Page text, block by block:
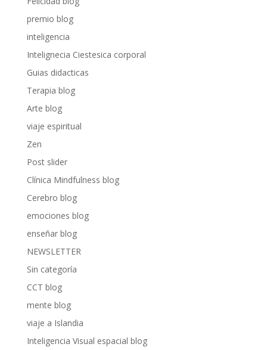
premio blog
inteligencia
Intelignecia Ciestesica corporal
Guias didacticas
Terapia blog
Arte blog
viaje espiritual
Zen
Post slider
Clínica Mindfulness blog
Cerebro blog
emociones blog
enseñar blog
NEWSLETTER
Sin categoría
CCT blog
mente blog
viaje a Islandia
Inteligencia Visual espacial blog